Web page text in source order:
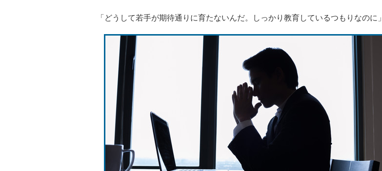
「どうして若手が期待通りに育たないんだ。しっかり教育しているつもりなのに」